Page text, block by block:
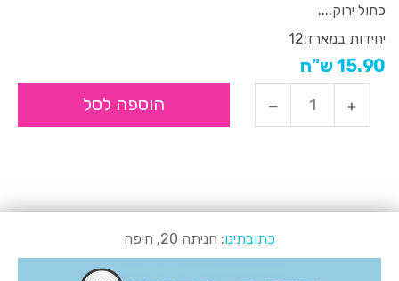
כחול ירוק....
יחידות במארז:12
15.90 ש"ח
הוספה לסל
כתובתינו: חניתה 20, חיפה